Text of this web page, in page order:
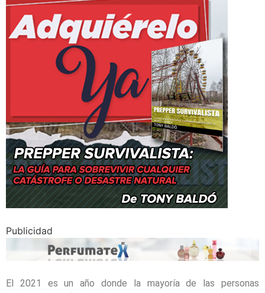
Publicidad
El 2021 es un año donde la mayoría de las personas